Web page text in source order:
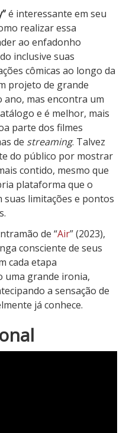
é interessante em seu
realizar essa
ao enfadonho
inclusive suas
cômicas ao longo da
projeto de grande
ano, mas encontra um
e é melhor, mais
parte dos filmes
de streaming. Talvez
do público por mostrar
contido, mesmo que
plataforma que o
limitações e pontos
de “Air” (2023),
consciente de seus
cada etapa
uma grande ironia,
a sensação de
já conhece.